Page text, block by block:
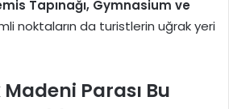
Tapınağı, Gymnasium ve
noktaların da turistlerin uğrak yeri
Parası Bu